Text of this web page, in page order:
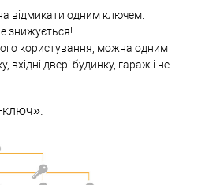
відмикати одним ключем.
знижується!
користування, можна одним
вхідні двері будинку, гараж і не